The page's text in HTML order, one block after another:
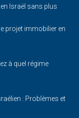
Israël sans plus
projet immobilier en
à quel régime
: Problèmes et